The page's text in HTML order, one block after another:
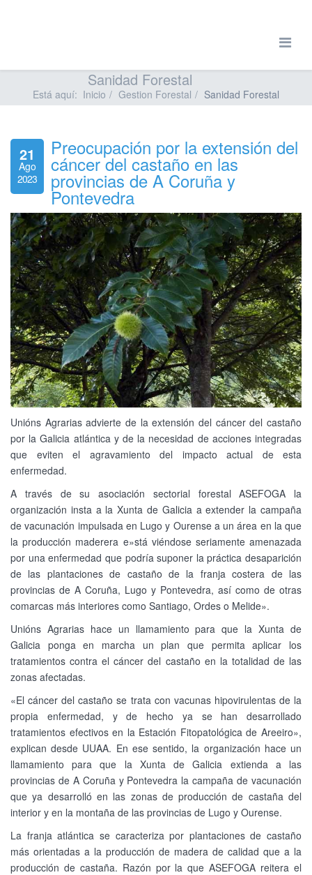
Sanidad Forestal
Está aquí: Inicio Gestion Forestal Sanidad Forestal
21
Ago
2023
Preocupación por la extensión del
cáncer del castaño en las
provincias de A Coruña y
Pontevedra
Unións Agrarias advierte de la extensión del cáncer del castaño
por la Galicia atlántica y de la necesidad de acciones integradas
que eviten el agravamiento del impacto actual de esta
enfermedad.
A través de su asociación sectorial forestal ASEFOGA la
organización insta a la Xunta de Galicia a extender la campaña
de vacunación impulsada en Lugo y Ourense a un área en la que
la producción maderera e»stá viéndose seriamente amenazada
por una enfermedad que podría suponer la práctica desaparición
de las plantaciones de castaño de la franja costera de las
provincias de A Coruña, Lugo y Pontevedra, así como de otras
comarcas más interiores como Santiago, Ordes o Melide».
Unións Agrarias hace un llamamiento para que la Xunta de
Galicia ponga en marcha un plan que permita aplicar los
tratamientos contra el cáncer del castaño en la totalidad de las
zonas afectadas.
«El cáncer del castaño se trata con vacunas hipovirulentas de la
propia enfermedad, y de hecho ya se han desarrollado
tratamientos efectivos en la Estación Fitopatológica de Areeiro»,
explican desde UUAA. En ese sentido, la organización hace un
llamamiento para que la Xunta de Galicia extienda a las
provincias de A Coruña y Pontevedra la campaña de vacunación
que ya desarrolló en las zonas de producción de castaña del
interior y en la montaña de las provincias de Lugo y Ourense.
La franja atlántica se caracteriza por plantaciones de castaño
más orientadas a la producción de madera de calidad que a la
producción de castaña. Razón por la que ASEFOGA reitera el